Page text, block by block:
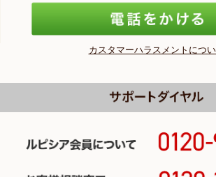
カスタマーハラスメントにつ